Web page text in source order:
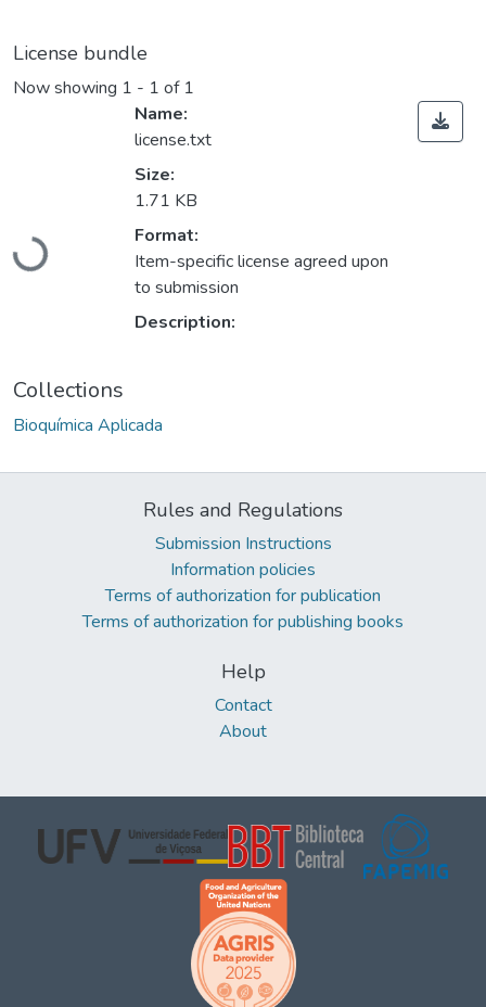
License bundle
Now showing 1 - 1 of 1
Loading...
Name:
license.txt
Size:
1.71 KB
Format:
Item-specific license agreed upon
to submission
Description:
Collections
Bioquímica Aplicada
Rules and Regulations
Submission Instructions
Information policies
Terms of authorization for publication
Terms of authorization for publishing books
Help
Contact
About